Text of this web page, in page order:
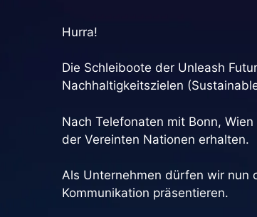
Hurra!
Die Schleiboote der Unleash
Nachhaltigkeitszielen
Nach Telefonaten mit Bonn,
der Vereinten Nationen erhalten.
Als Unternehmen dürfen wir nun
Kommunikation präsentieren.